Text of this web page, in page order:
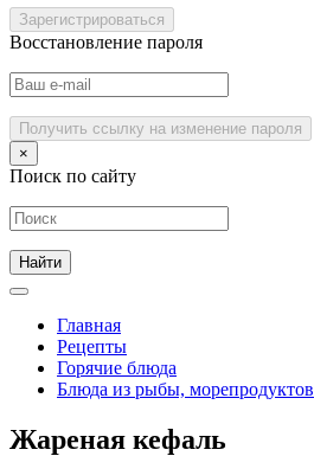
Зарегистрироваться
Восстановление пароля
Получить ссылку на изменение пароля
×
Поиск по сайту
Главная
Рецепты
Горячие блюда
Блюда из рыбы, морепродуктов
Жареная кефаль